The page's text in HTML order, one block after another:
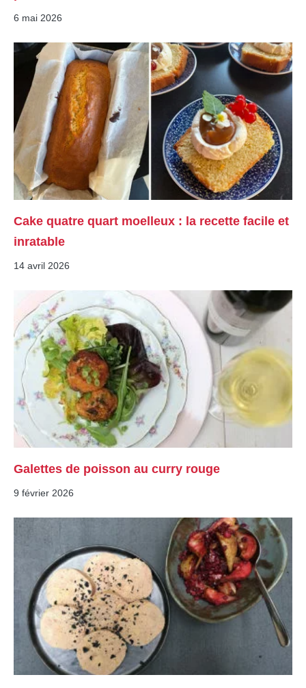
6 mai 2026
Cake quatre quart moelleux : la recette facile et
inratable
14 avril 2026
Galettes de poisson au curry rouge
9 février 2026